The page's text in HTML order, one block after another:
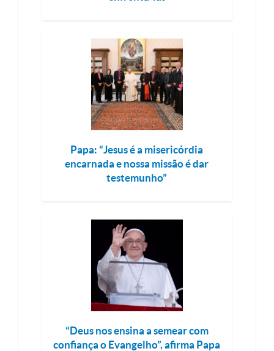
Papa: “Jesus é a misericórdia
encarnada e nossa missão é dar
testemunho”
“Deus nos ensina a semear com
confiança o Evangelho”, afirma Papa